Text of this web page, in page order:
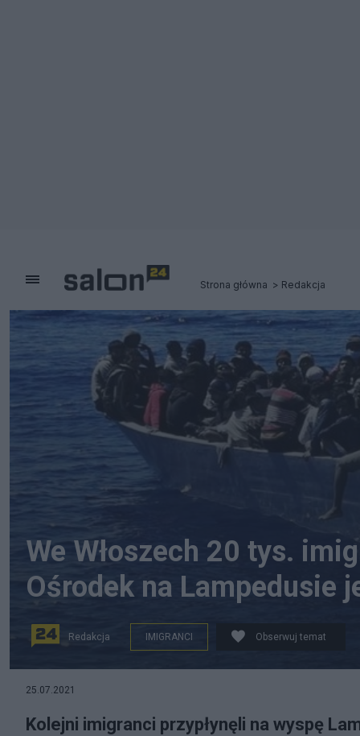
Strona główna Redakcja
We Włoszech 20 tys.
Ośrodek na Lampedusie
Redakcja IMIGRANCI Obserwuj temat
25.07.2021
Kolejni imigranci przypłynęli na wyspę